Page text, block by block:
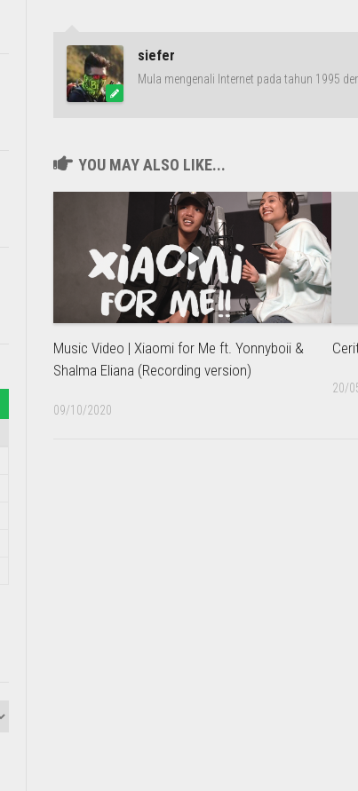
siefer
Mula mengenali Internet pada tahun 1995
YOU MAY ALSO LIKE...
Music Video | Xiaomi for Me ft. Yonnyboii &
Shalma Eliana (Recording version)
09/10/2020
20/